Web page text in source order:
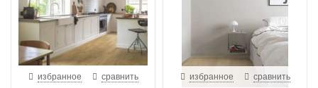
избранное сравнить избранное сравнить